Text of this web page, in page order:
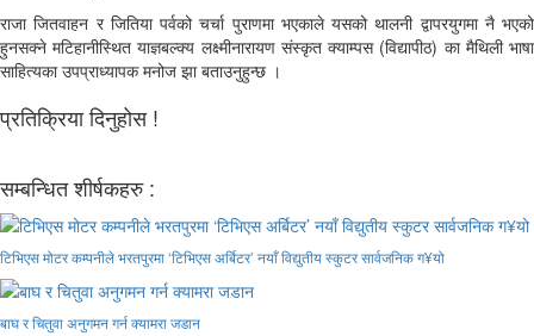
राजा जितवाहन र जितिया पर्वको चर्चा पुराणमा भएकाले यसको थालनी द्वापरयुगमा नै भएको
हुनसक्ने मटिहानीस्थित याज्ञबल्क्य लक्ष्मीनारायण संस्कृत क्याम्पस (विद्यापीठ) का मैथिली भाषा
साहित्यका उपप्राध्यापक मनोज झा बताउनुहुन्छ ।
प्रतिक्रिया दिनुहोस !
सम्बन्धित शीर्षकहरु :
टिभिएस मोटर कम्पनीले भरतपुरमा ‘टिभिएस अर्बिटर’ नयाँ विद्युतीय स्कुटर सार्वजनिक ग¥यो
बाघ र चितुवा अनुगमन गर्न क्यामरा जडान